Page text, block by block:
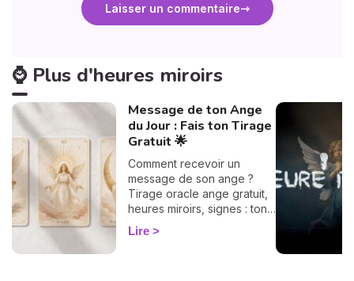
Laisser un commentaire
⌚ Plus d'heures miroirs
Message de ton Ange
du Jour : Fais ton Tirage
Gratuit 🌟
Comment recevoir un
message de son ange ?
Tirage oracle ange gratuit,
heures miroirs, signes : ton
guide flash pour décoder ta
guidance du jour.
Lire